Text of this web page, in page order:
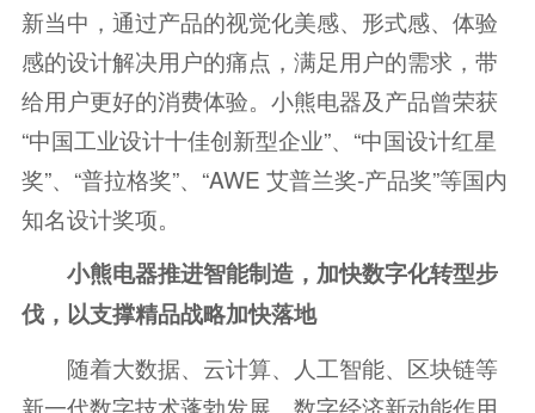
新当中，通过产品的视觉化美感、形式感、体验
感的设计解决用户的痛点，满足用户的需求，带
给用户更好的消费体验。小熊电器及产品曾荣获
“中国工业设计十佳创新型企业”、“中国设计红星
奖”、“普拉格奖”、“AWE 艾普兰奖-产品奖”等国内
知名设计奖项。
小熊电器推进智能制造，加快数字化转型步
伐，以支撑精品战略加快落地
随着大数据、云计算、人工智能、区块链等
新一代数字技术蓬勃发展，数字经济新动能作用